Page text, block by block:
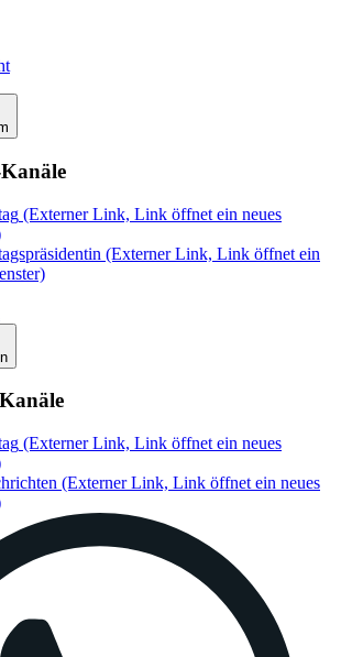
(Externer Link, Link öffnet ein neues
(Externer Link, Link öffnet ein
(Externer Link, Link öffnet ein neues
(Externer Link, Link öffnet ein neues